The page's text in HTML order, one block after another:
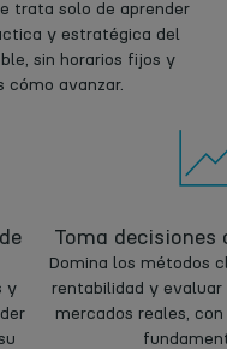
trata solo de aprender
y estratégica del
sin horarios fijos y
cómo avanzar.
y
Toma decisiones
Domina los métodos
rentabilidad y evaluar
mercados reales,